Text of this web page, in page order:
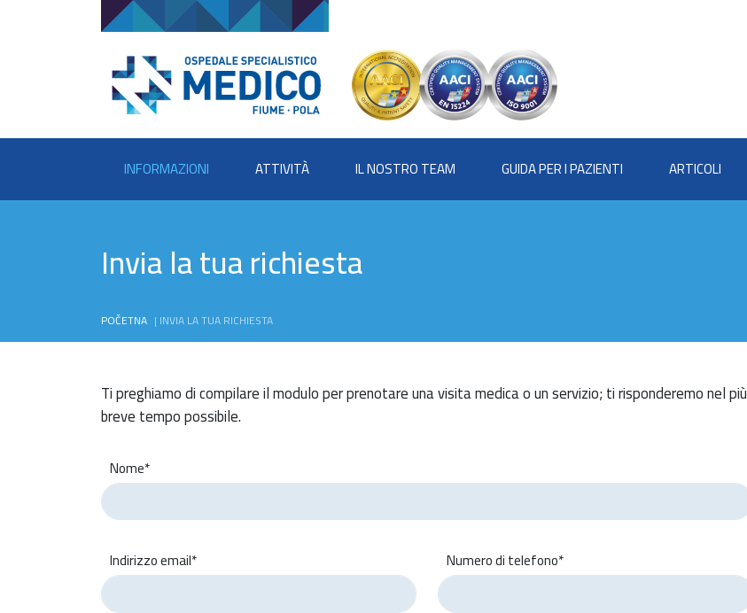
INFORMAZIONI ATTIVITÀ IL NOSTRO TEAM GUIDA PER I PAZIENTI ARTICOLI
Invia la tua richiesta
POČETNA | INVIA LA TUA RICHIESTA
Ti preghiamo di compilare il modulo per prenotare una visita medica o un servizio; ti risponderemo nel più
breve tempo possibile.
Nome*
Indirizzo email* Numero di telefono*